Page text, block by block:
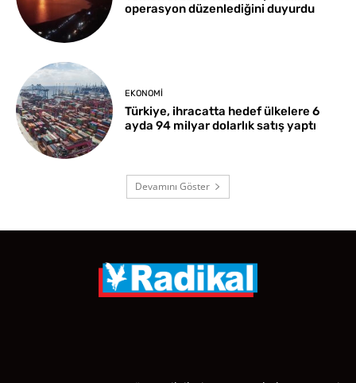
operasyon düzenlediğini duyurdu
EKONOMI
Türkiye, ihracatta hedef ülkelere 6
ayda 94 milyar dolarlık satış yaptı
Devamını Göster